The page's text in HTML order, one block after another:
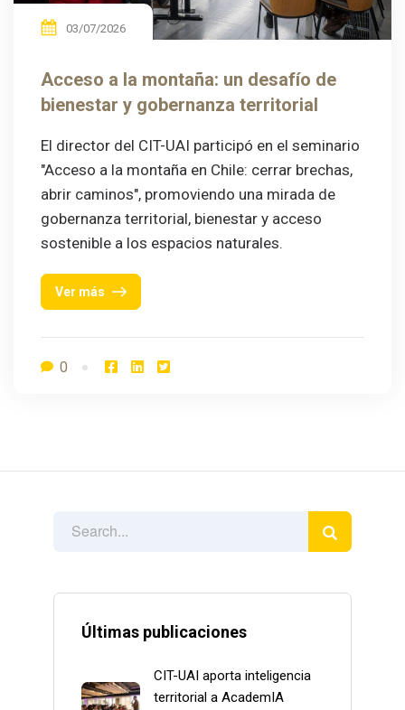
Últimas publicaciones
CIT-UAI aporta inteligencia
territorial a AcademIA
03/07/2026
Acceso a la montaña: un desafío de
bienestar y gobernanza territorial
El director del CIT-UAI participó en el seminario
"Acceso a la montaña en Chile: cerrar brechas,
abrir caminos", promoviendo una mirada de
gobernanza territorial, bienestar y acceso
sostenible a los espacios naturales.
Ver más
0